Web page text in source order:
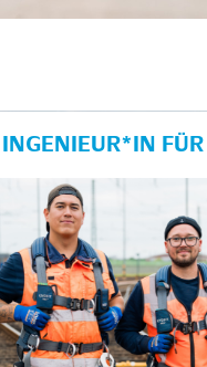
INGENIEUR*IN FÜR